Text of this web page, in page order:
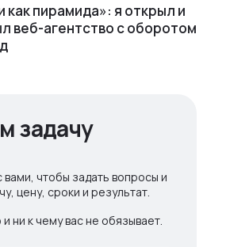
пирамида»: я открыл и
веб⁠-⁠агентство с оборотом
задачу
чтобы задать вопросы и
цену, сроки и результат.
ни к чему вас не обязывает.